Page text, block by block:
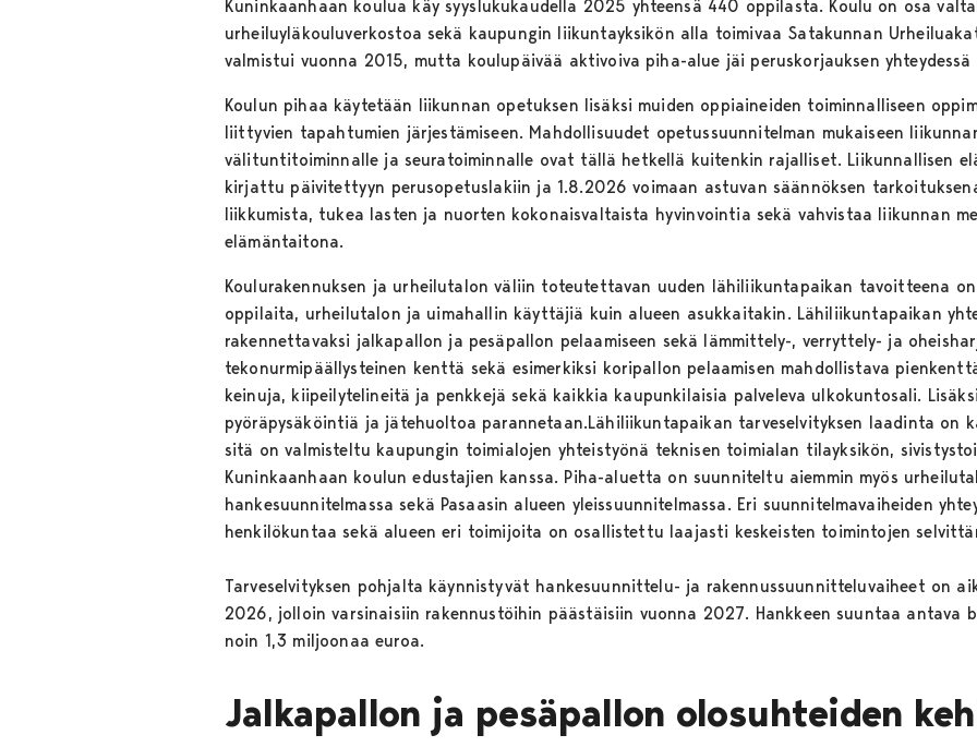
Kuninkaanhaan koulua käy syyslukukaudella 2025 yhteensä 440 oppilasta. Koulu on osa
urheiluyläkouluverkostoa sekä kaupungin liikuntayksikön alla toimivaa Satakunnan
valmistui vuonna 2015, mutta koulupäivää aktivoiva piha-alue jäi peruskorjauksen
Koulun pihaa käytetään liikunnan opetuksen lisäksi muiden oppiaineiden toiminnalliseen
liittyvien tapahtumien järjestämiseen. Mahdollisuudet opetussuunnitelman mukaiseen
välituntitoiminnalle ja seuratoiminnalle ovat tällä hetkellä kuitenkin rajalliset. Liikunnallisen
kirjattu päivitettyyn perusopetuslakiin ja 1.8.2026 voimaan astuvan säännöksen
liikkumista, tukea lasten ja nuorten kokonaisvaltaista hyvinvointia sekä vahvistaa liikunnan
elämäntaitona.
Koulurakennuksen ja urheilutalon väliin toteutettavan uuden lähiliikuntapaikan tavoitteena
oppilaita, urheilutalon ja uimahallin käyttäjiä kuin alueen asukkaitakin. Lähiliikuntapaikan
rakennettavaksi jalkapallon ja pesäpallon pelaamiseen sekä lämmittely-, verryttely- ja
tekonurmipäällysteinen kenttä sekä esimerkiksi koripallon pelaamisen mahdollistava
keinuja, kiipeilytelineitä ja penkkejä sekä kaikkia kaupunkilaisia palveleva ulkokuntosali.
pyöräpysäköintiä ja jätehuoltoa parannetaan.Lähiliikuntapaikan tarveselvityksen laadinta on
sitä on valmisteltu kaupungin toimialojen yhteistyönä teknisen toimialan tilayksikön,
Kuninkaanhaan koulun edustajien kanssa. Piha-aluetta on suunniteltu aiemmin myös
hankesuunnitelmassa sekä Pasaasin alueen yleissuunnitelmassa. Eri suunnitelmavaiheiden
henkilökuntaa sekä alueen eri toimijoita on osallistettu laajasti keskeisten toimintojen
Tarveselvityksen pohjalta käynnistyvät hankesuunnittelu- ja rakennussuunnitteluvaiheet on
2026, jolloin varsinaisiin rakennustöihin päästäisiin vuonna 2027. Hankkeen suuntaa antava
noin 1,3 miljoonaa euroa.
Jalkapallon ja pesäpallon olosuhteiden